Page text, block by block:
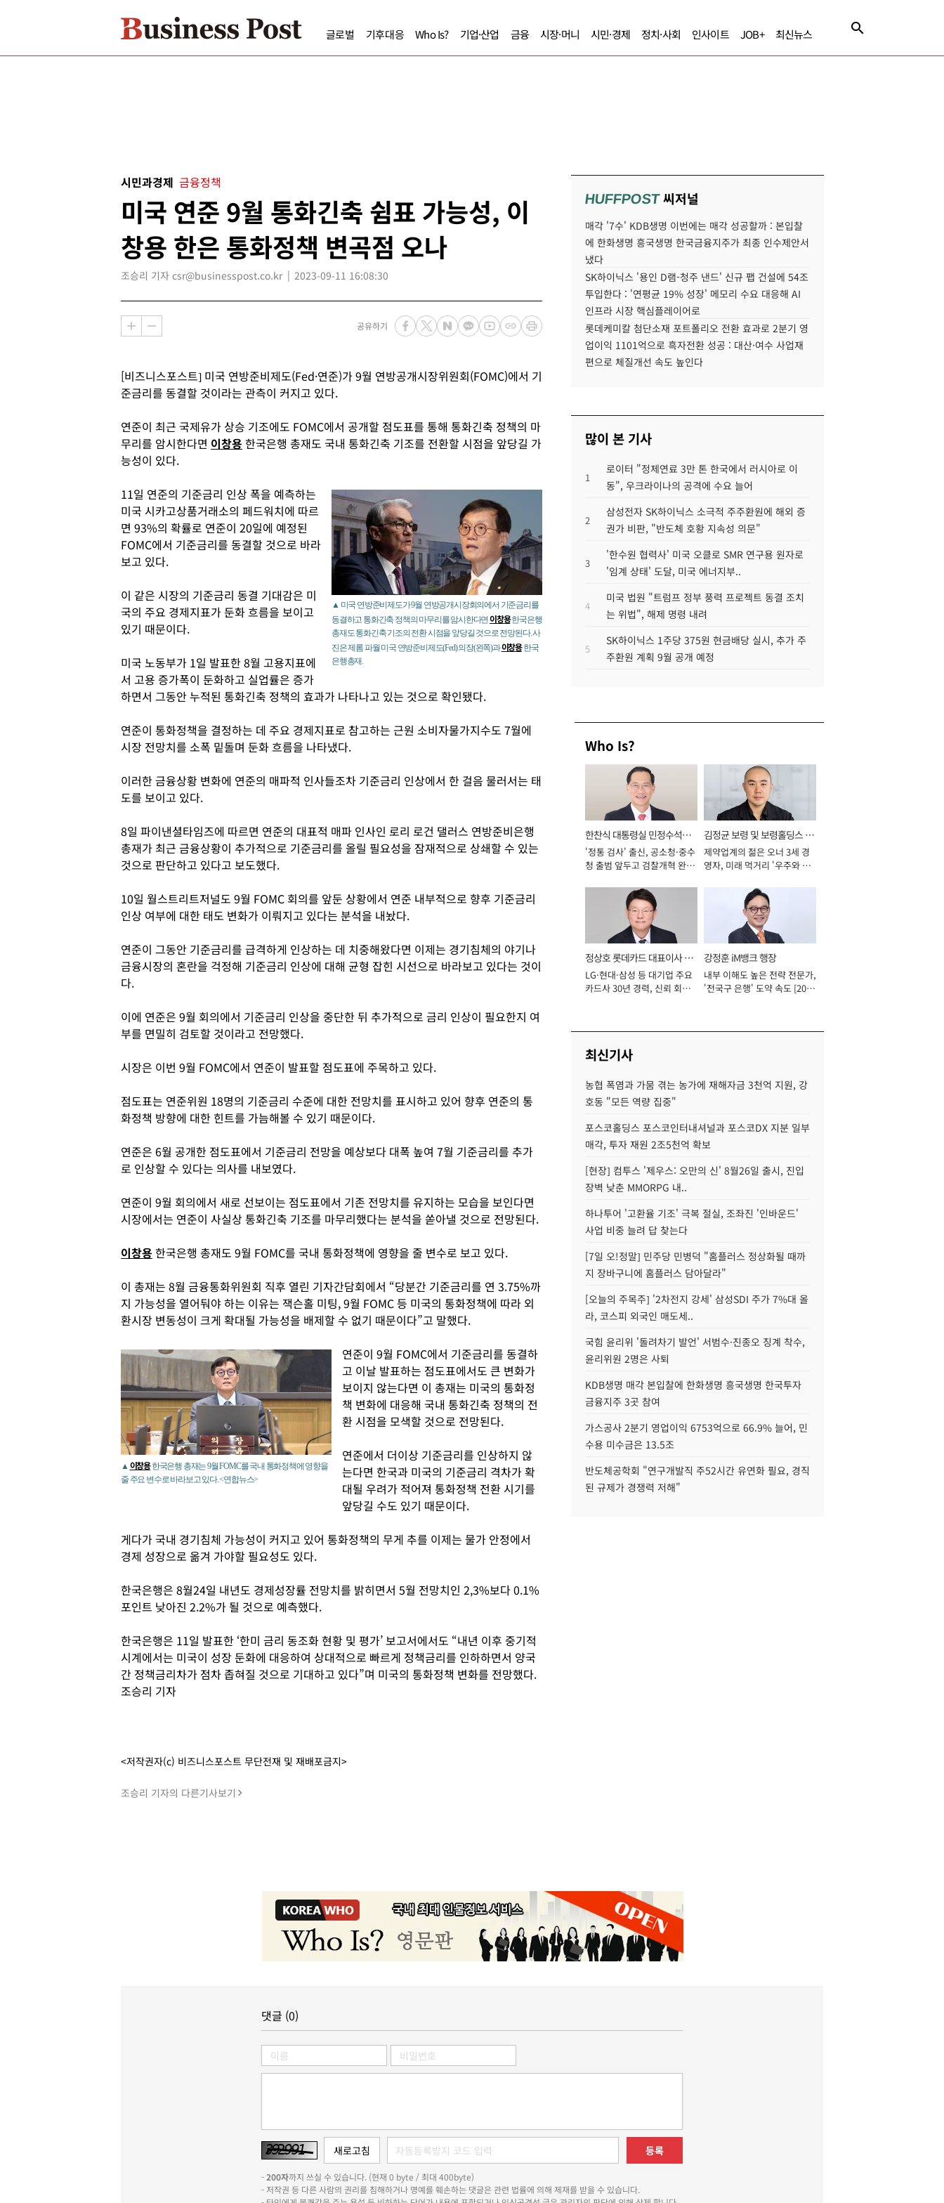
글로벌 기후대응 Who Is? 기업·산업 금융 시장·머니 시민·경제 정치·사회 인사이트 JOB+ 최신뉴스
시민과경제 금융정책
미국 연준 9월 통화긴축 쉼표 가능성, 이
창용 한은 통화정책 변곡점 오나
조승리 기자 csr@businesspost.co.kr 2023-09-11 16:08:30
공유하기
[비즈니스포스트] 미국 연방준비제도(Fed·연준)가 9월 연방공개시장위원회(FOMC)에서 기
준금리를 동결할 것이라는 관측이 커지고 있다.
연준이 최근 국제유가 상승 기조에도 FOMC에서 공개할 점도표를 통해 통화긴축 정책의 마
무리를 암시한다면 이창용 한국은행 총재도 국내 통화긴축 기조를 전환할 시점을 앞당길 가
능성이 있다.
▲ 미국 연방준비제도가 9월 연방공개시장회의에서 기준금리를
동결하고 통화긴축 정책의 마무리를 암시한다면이창용한국은행
총재도 통화긴축 기조의 전환 시점을 앞당길 것으로 전망된다. 사
진은 제롬 파월 미국 연방준비제도(Fed) 의장(왼쪽)과이창용한국
은행총재.
11일 연준의 기준금리 인상 폭을 예측하는
미국 시카고상품거래소의 페드워치에 따르
면 93%의 확률로 연준이 20일에 예정된
FOMC에서 기준금리를 동결할 것으로 바라
보고 있다.
이 같은 시장의 기준금리 동결 기대감은 미
국의 주요 경제지표가 둔화 흐름을 보이고
있기 때문이다.
미국 노동부가 1일 발표한 8월 고용지표에
서 고용 증가폭이 둔화하고 실업률은 증가
하면서 그동안 누적된 통화긴축 정책의 효과가 나타나고 있는 것으로 확인됐다.
연준이 통화정책을 결정하는 데 주요 경제지표로 참고하는 근원 소비자물가지수도 7월에
시장 전망치를 소폭 밑돌며 둔화 흐름을 나타냈다.
이러한 금융상황 변화에 연준의 매파적 인사들조차 기준금리 인상에서 한 걸음 물러서는 태
도를 보이고 있다.
8일 파이낸셜타임즈에 따르면 연준의 대표적 매파 인사인 로리 로건 댈러스 연방준비은행
총재가 최근 금융상황이 추가적으로 기준금리를 올릴 필요성을 잠재적으로 상쇄할 수 있는
것으로 판단하고 있다고 보도했다.
10일 월스트리트저널도 9월 FOMC 회의를 앞둔 상황에서 연준 내부적으로 향후 기준금리
인상 여부에 대한 태도 변화가 이뤄지고 있다는 분석을 내놨다.
연준이 그동안 기준금리를 급격하게 인상하는 데 치중해왔다면 이제는 경기침체의 야기나
금융시장의 혼란을 걱정해 기준금리 인상에 대해 균형 잡힌 시선으로 바라보고 있다는 것이
다.
이에 연준은 9월 회의에서 기준금리 인상을 중단한 뒤 추가적으로 금리 인상이 필요한지 여
부를 면밀히 검토할 것이라고 전망했다.
시장은 이번 9월 FOMC에서 연준이 발표할 점도표에 주목하고 있다.
점도표는 연준위원 18명의 기준금리 수준에 대한 전망치를 표시하고 있어 향후 연준의 통
화정책 방향에 대한 힌트를 가늠해볼 수 있기 때문이다.
연준은 6월 공개한 점도표에서 기준금리 전망을 예상보다 대폭 높여 7월 기준금리를 추가
로 인상할 수 있다는 의사를 내보였다.
연준이 9월 회의에서 새로 선보이는 점도표에서 기존 전망치를 유지하는 모습을 보인다면
시장에서는 연준이 사실상 통화긴축 기조를 마무리했다는 분석을 쏟아낼 것으로 전망된다.
이창용 한국은행 총재도 9월 FOMC를 국내 통화정책에 영향을 줄 변수로 보고 있다.
이 총재는 8월 금융통화위원회 직후 열린 기자간담회에서 “당분간 기준금리를 연 3.75%까
지 가능성을 열어둬야 하는 이유는 잭슨홀 미팅, 9월 FOMC 등 미국의 통화정책에 따라 외
환시장 변동성이 크게 확대될 가능성을 배제할 수 없기 때문이다”고 말했다.
▲ 이창용한국은행 총재는 9월 FOMC를 국내 통화정책에 영향을
줄 주요 변수로 바라보고 있다. <연합뉴스>
연준이 9월 FOMC에서 기준금리를 동결하
고 이날 발표하는 점도표에서도 큰 변화가
보이지 않는다면 이 총재는 미국의 통화정
책 변화에 대응해 국내 통화긴축 정책의 전
환 시점을 모색할 것으로 전망된다.
연준에서 더이상 기준금리를 인상하지 않
는다면 한국과 미국의 기준금리 격차가 확
대될 우려가 적어져 통화정책 전환 시기를
앞당길 수도 있기 때문이다.
게다가 국내 경기침체 가능성이 커지고 있어 통화정책의 무게 추를 이제는 물가 안정에서
경제 성장으로 옮겨 가야할 필요성도 있다.
한국은행은 8월24일 내년도 경제성장률 전망치를 밝히면서 5월 전망치인 2,3%보다 0.1%
포인트 낮아진 2.2%가 될 것으로 예측했다.
한국은행은 11일 발표한 ‘한미 금리 동조화 현황 및 평가’ 보고서에서도 “내년 이후 중기적
시계에서는 미국이 성장 둔화에 대응하여 상대적으로 빠르게 정책금리를 인하하면서 양국
간 정책금리차가 점차 좁혀질 것으로 기대하고 있다”며 미국의 통화정책 변화를 전망했다.
조승리 기자
<저작권자(c) 비즈니스포스트 무단전재 및 재배포금지>
조승리 기자의 다른기사보기
HUFFPOST씨저널
매각 '7수' KDB생명 이번에는 매각 성공할까 : 본입찰
에 한화생명 흥국생명 한국금융지주가 최종 인수제안서
냈다
SK하이닉스 '용인 D램-청주 낸드' 신규 팹 건설에 54조
투입한다 : '연평균 19% 성장' 메모리 수요 대응해 AI
인프라 시장 핵심플레이어로
롯데케미칼 첨단소재 포트폴리오 전환 효과로 2분기 영
업이익 1101억으로 흑자전환 성공 : 대산·여수 사업재
편으로 체질개선 속도 높인다
많이 본 기사
1
로이터 "정제연료 3만 톤 한국에서 러시아로 이
동", 우크라이나의 공격에 수요 늘어
2
삼성전자 SK하이닉스 소극적 주주환원에 해외 증
권가 비판, "반도체 호황 지속성 의문"
3
'한수원 협력사' 미국 오클로 SMR 연구용 원자로
'임계 상태' 도달, 미국 에너지부..
4
미국 법원 "트럼프 정부 풍력 프로젝트 동결 조치
는 위법", 해제 명령 내려
5
SK하이닉스 1주당 375원 현금배당 실시, 추가 주
주환원 계획 9월 공개 예정
Who Is?
한찬식 대통령실 민정수석비
서관
'정통 검사' 출신, 공소청·중수
청 출범 앞두고 검찰개혁 완수
김정균 보령 및 보령홀딩스 대
표이사 사장
제약업계의 젊은 오너 3세 경
영자, 미래 먹거리 '우주와 헬
정상호 롯데카드 대표이사 사
장
LG·현대·삼성 등 대기업 주요
카드사 30년 경력, 신뢰 회복
강정훈 iM뱅크 행장
내부 이해도 높은 전략 전문가,
'전국구 은행' 도약 속도 [2026
최신기사
농협 폭염과 가뭄 겪는 농가에 재해자금 3천억 지원, 강
호동 "모든 역량 집중"
포스코홀딩스 포스코인터내셔널과 포스코DX 지분 일부
매각, 투자 재원 2조5천억 확보
[현장] 컴투스 '제우스: 오만의 신' 8월26일 출시, 진입
장벽 낮춘 MMORPG 내..
하나투어 '고환율 기조' 극복 절실, 조좌진 '인바운드'
사업 비중 늘려 답 찾는다
[7일 오!정말] 민주당 민병덕 "홈플러스 정상화될 때까
지 장바구니에 홈플러스 담아달라"
[오늘의 주목주] '2차전지 강세' 삼성SDI 주가 7%대 올
라, 코스피 외국인 매도세..
국힘 윤리위 '돌려차기 발언' 서범수·진종오 징계 착수,
윤리위원 2명은 사퇴
KDB생명 매각 본입찰에 한화생명 흥국생명 한국투자
금융지주 3곳 참여
가스공사 2분기 영업이익 6753억으로 66.9% 늘어, 민
수용 미수금은 13.5조
반도체공학회 "연구개발직 주52시간 유연화 필요, 경직
된 규제가 경쟁력 저해"
댓글 (0)
등록
-200자까지 쓰실 수 있습니다. (현재 0 byte / 최대 400byte)
- 저작권 등 다른 사람의 권리를 침해하거나 명예를 훼손하는 댓글은 관련 법률에 의해 제재를 받을 수 있습니다.